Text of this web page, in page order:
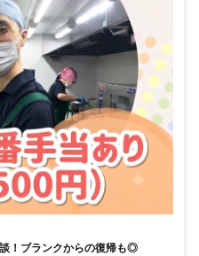
！ブランクからの復帰も◎